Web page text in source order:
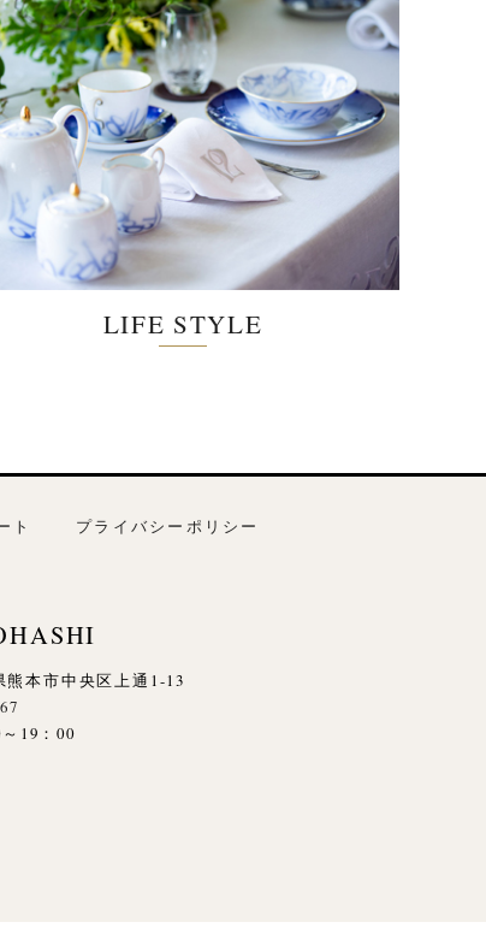
LIFE STYLE
ト プライバシーポリシー
熊本市中央区上通1-13
19：00